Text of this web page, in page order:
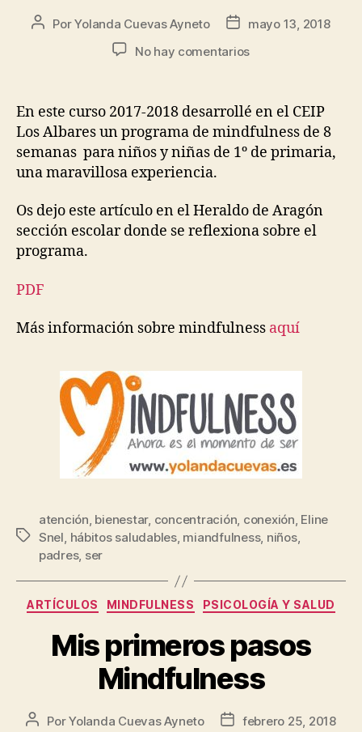
PorYolanda Cuevas Ayneto
mayo 13, 2018
No hay comentarios
En este curso 2017-2018 desarrollé en el CEIP
Los Albares un programa de mindfulness de 8
semanas para niños y niñas de 1º de primaria,
una maravillosa experiencia.
Os dejo este artículo en el Heraldo de Aragón
sección escolar donde se reflexiona sobre el
programa.
PDF
Más información sobre mindfulness aquí
atención, bienestar, concentración, conexión, Eline
Snel, hábitos saludables, miandfulness, niños,
padres, ser
ARTÍCULOS MINDFULNESS PSICOLOGÍA Y SALUD
Mis primeros pasos
Mindfulness
PorYolanda Cuevas Ayneto
febrero 25, 2018